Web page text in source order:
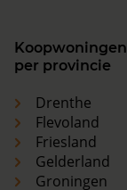
Koopwoningen
per provincie
Drenthe
Flevoland
Friesland
Gelderland
Groningen